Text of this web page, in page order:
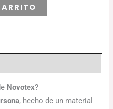
Novotex?
, hecho de un material